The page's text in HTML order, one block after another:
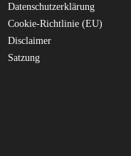
Datenschutzerklärung
Cookie-Richtlinie (EU)
Disclaimer
Satzung